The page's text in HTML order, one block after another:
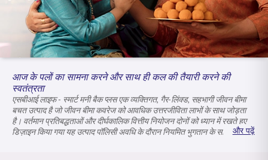
ENGLISH
ऑनलाइन खरीदें प्रीमियम भुगतान करें
आज के पलों का सामना करने और साथ ही कल की तैयारी करने की
स्वतंत्रता
एसबीआई लाइफ - स्मार्ट मनी बैक प्लसएक व्यक्तिगत, गैर-लिंक्ड, सहभागी जीवन बीमा
बचत उत्पाद है जो जीवन बीमा कवरेज को आवधिक उत्तरजीविता लाभों के साथ जोड़ता
है। वर्तमान प्रतिबद्धताओं और दीर्घकालिक वित्तीय नियोजन दोनों को ध्यान में रखते हुए
डिज़ाइन किया गया यह उत्पाद पॉलिसी अवधि के दौरान नियमित भुगतान के साथ
और पढ़ें